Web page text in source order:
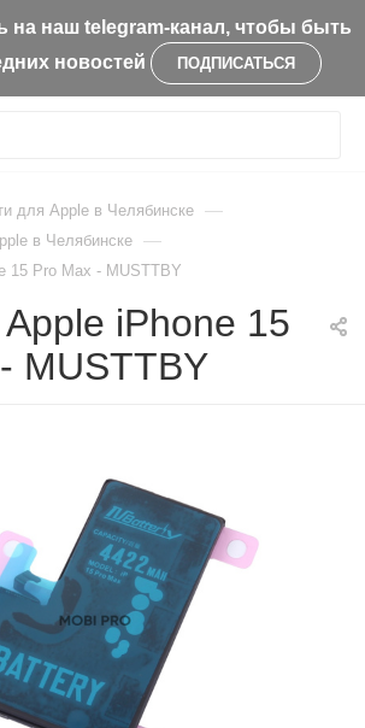
на наш telegram-канал, чтобы быть
новостей
ПОДПИСАТЬСЯ
для Apple в Челябинске —
в Челябинске —
15 Pro Max - MUSTTBY
iPhone 15
MUSTTBY